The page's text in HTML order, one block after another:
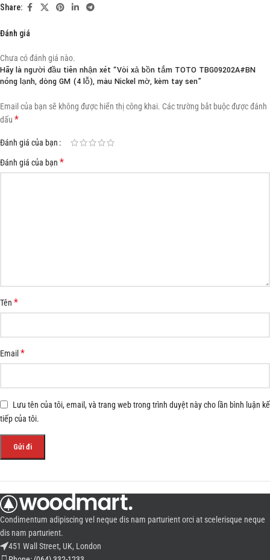
Share:
Đánh giá
Chưa có đánh giá nào.
Hãy là người đầu tiên nhận xét “Vòi xả bồn tắm TOTO TBG09202A#BN
nóng lạnh, dòng GM (4 lỗ), màu Nickel mờ, kèm tay sen”
Email của bạn sẽ không được hiển thị công khai. Các trường bắt buộc được đánh
dấu *
Đánh giá của bạn
Đánh giá của bạn *
Tên *
Email*
Lưu tên của tôi, email, và trang web trong trình duyệt này cho lần bình luận kế
tiếp của tôi.
Condimentum adipiscing vel neque dis nam parturient orci at scelerisque neque
dis nam parturient.
451 Wall Street, UK, London